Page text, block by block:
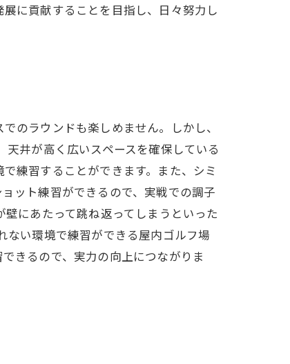
に貢献することを目指し、日々努力し
のラウンドも楽しめません。しかし、
井が高く広いスペースを確保している
練習することができます。また、シミ
ット練習ができるので、実戦での調子
にあたって跳ね返ってしまうといった
ない環境で練習ができる屋内ゴルフ場
きるので、実力の向上につながりま